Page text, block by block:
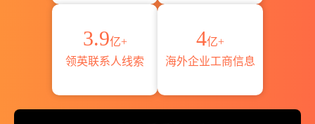
3.9亿+
领英联系人线索
4亿+
海外企业工商信息